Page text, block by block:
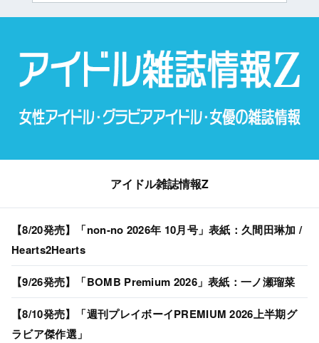
アイドル雑誌情報Z
【8/20発売】「non-no 2026年 10月号」表紙：久間田琳加 /
Hearts2Hearts
【9/26発売】「BOMB Premium 2026」表紙：一ノ瀬瑠菜
【8/10発売】「週刊プレイボーイPREMIUM 2026上半期グ
ラビア傑作選」